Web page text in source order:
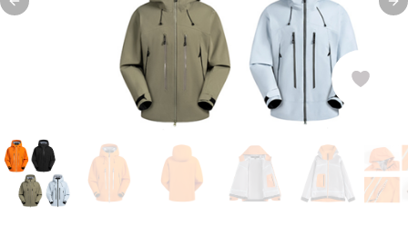
Previous slide